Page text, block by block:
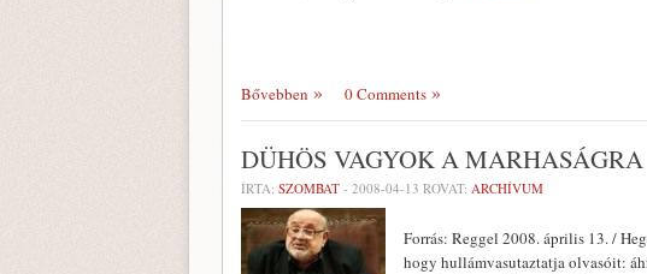
Bővebben 0 Comments
DÜHÖS VAGYOK A MARHASÁGRA
ÍRTA: SZOMBAT - 2008-04-13 ROVAT: ARCHÍVUM
Forrás: Reggel 2008. április 13. /
hogy hullámvasutaztatja olvasóit: